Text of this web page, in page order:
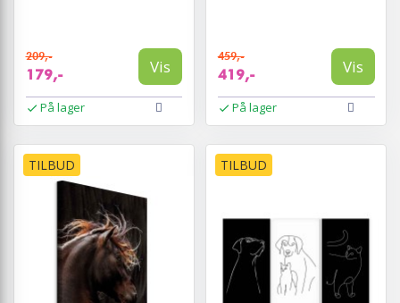
209,-
179,- Vis
På lager
459,-
419,- Vis
På lager
TILBUD TILBUD